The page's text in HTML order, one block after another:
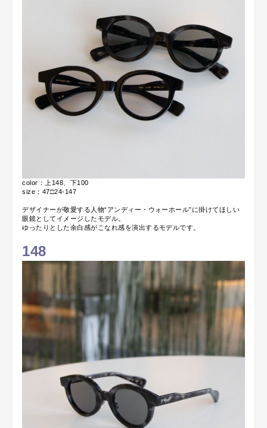
color：上148、下100
size：47□24-147
デザイナーが敬愛する人物“アンディー・ウォーホール”に掛けてほしい
眼鏡としてイメージしたモデル。
ゆったりとした余白感がこなれ感を演出するモデルです。
148